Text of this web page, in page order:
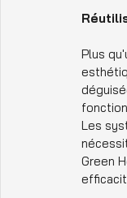
Plus
Les
Green